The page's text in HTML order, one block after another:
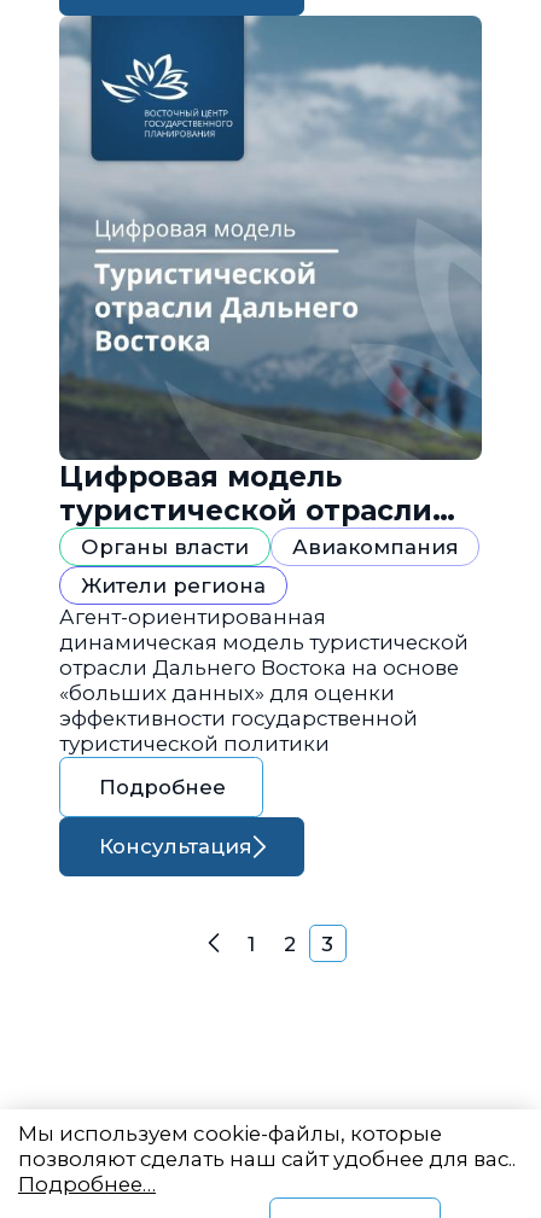
Цифровая модель
туристической отрасли
Дальнего Востока
Органы власти
Авиакомпания
Жители региона
Агент-ориентированная
динамическая модель туристической
отрасли Дальнего Востока на основе
«больших данных» для оценки
эффективности государственной
туристической политики
Подробнее
Консультация
Навигация по
Назад
1 2 3
Мы используем cookie-файлы, которые
позволяют сделать наш сайт удобнее для вас..
Подробнее…